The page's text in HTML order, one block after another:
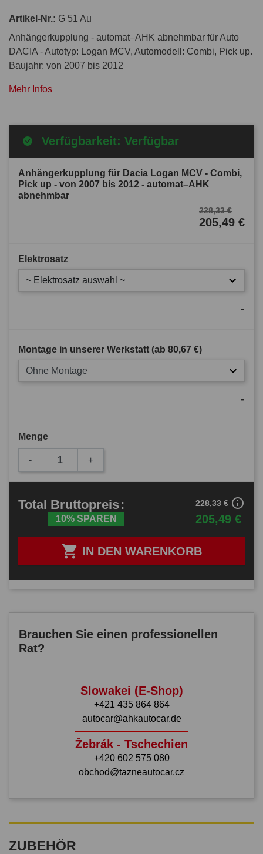
Artikel-Nr.: G 51 Au
Anhängerkupplung - automat–AHK abnehmbar für Auto
DACIA - Autotyp: Logan MCV, Automodell: Combi, Pick up.
Baujahr: von 2007 bis 2012
Mehr Infos
Verfügbarkeit: Verfügbar
Anhängerkupplung für Dacia Logan MCV - Combi,
Pick up - von 2007 bis 2012 - automat–AHK
abnehmbar
228,33 €
205,49 €
Elektrosatz
~ Elektrosatz auswahl ~
-
Montage in unserer Werkstatt (ab 80,67 €)
Ohne Montage
-
Menge
- +
 IN DEN WARENKORB
Total Bruttopreis:
10% SPAREN 205,49 €
228,33 € info_outline
Brauchen Sie einen professionellen
Rat?
Slowakei (E-Shop)
+421 435 864 864
autocar@ahkautocar.de
Žebrák - Tschechien
+420 602 575 080
obchod@tazneautocar.cz
ZUBEHÖR